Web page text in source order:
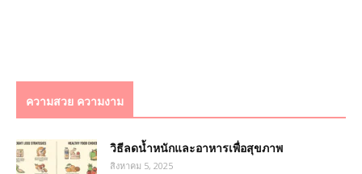
ความสวย ความงาม
วิธีลดน้ำหนักและอาหารเพื่อสุขภาพ
สิงหาคม 5, 2025